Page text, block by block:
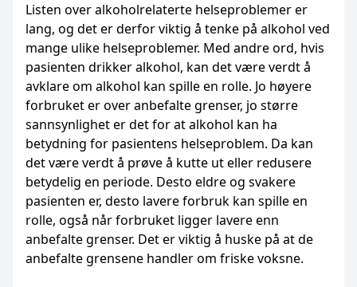
Listen over alkoholrelaterte helseproblemer er
lang, og det er derfor viktig å tenke på alkohol ved
mange ulike helseproblemer. Med andre ord, hvis
pasienten drikker alkohol, kan det være verdt å
avklare om alkohol kan spille en rolle. Jo høyere
forbruket er over anbefalte grenser, jo større
sannsynlighet er det for at alkohol kan ha
betydning for pasientens helseproblem. Da kan
det være verdt å prøve å kutte ut eller redusere
betydelig en periode. Desto eldre og svakere
pasienten er, desto lavere forbruk kan spille en
rolle, også når forbruket ligger lavere enn
anbefalte grenser. Det er viktig å huske på at de
anbefalte grensene handler om friske voksne.